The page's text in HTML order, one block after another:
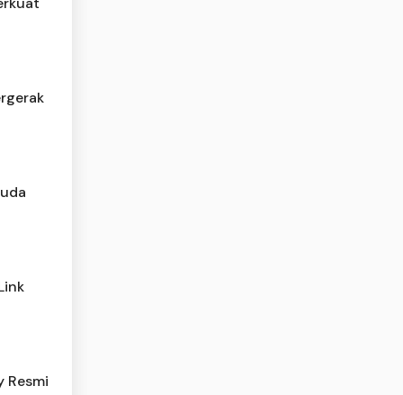
Resmi